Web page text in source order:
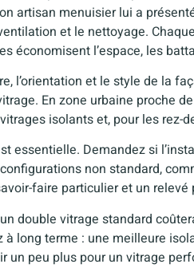
artisan menuisier lui a
et le nettoyage.
économisent l’espace, les
l’orientation et le style de la
En zone urbaine proche
isolants et, pour les rez-
essentielle. Demandez si
non standard,
faire particulier et un relevé
double vitrage standard
long terme : une meilleure
un peu plus pour un vitrage